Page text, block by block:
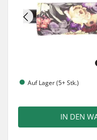
Auf Lager (5+ Stk.)
IN DEN